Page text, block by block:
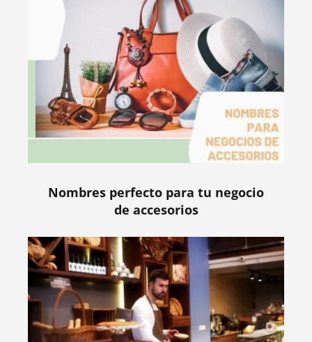
Nombres perfecto para tu negocio
de accesorios